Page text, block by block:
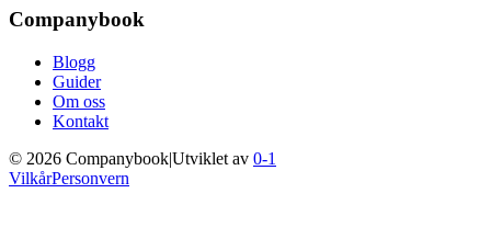
Companybook
Blogg
Guider
Om oss
Kontakt
© 2026 Companybook|Utviklet av 0-1
VilkårPersonvern